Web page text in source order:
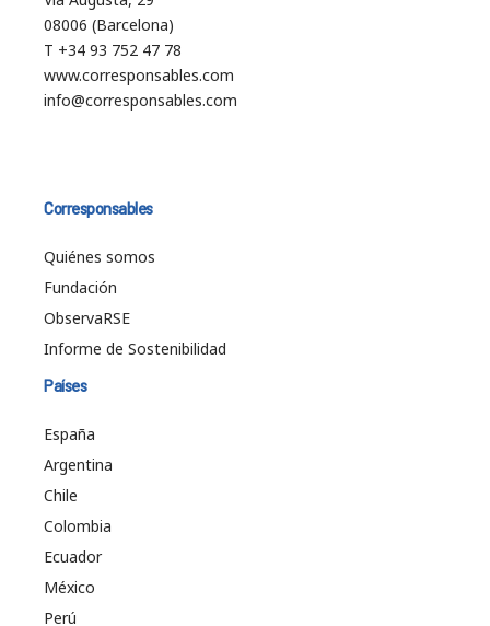
08006 (Barcelona)
T +34 93 752 47 78
www.corresponsables.com
info@corresponsables.com
Corresponsables
Quiénes somos
Fundación
ObservaRSE
Informe de Sostenibilidad
Países
España
Argentina
Chile
Colombia
Ecuador
México
Perú